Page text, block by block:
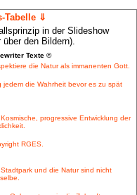
Tabelle ⇓
in der Slideshow
den Bildern).
Texte ©
die Natur als immanenten Gott.
jedem die Wahrheit bevor es zu spät
progressive Entwicklung der
RGES.
und die Natur sind nicht